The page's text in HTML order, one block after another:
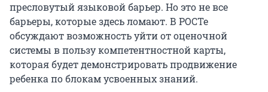
пресловутый языковой барьер. Но это не все
барьеры, которые здесь ломают. В РОСТе
обсуждают возможность уйти от оценочной
системы в пользу компетентностной карты,
которая будет демонстрировать продвижение
ребенка по блокам усвоенных знаний.